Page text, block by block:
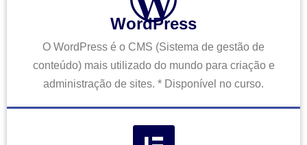
WordPress
O WordPress é o CMS (Sistema de gestão de
conteúdo) mais utilizado do mundo para criação e
administração de sites. * Disponível no curso.